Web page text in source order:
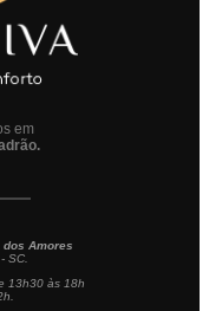
em
dos Amores
SC.
13h30 às 18h